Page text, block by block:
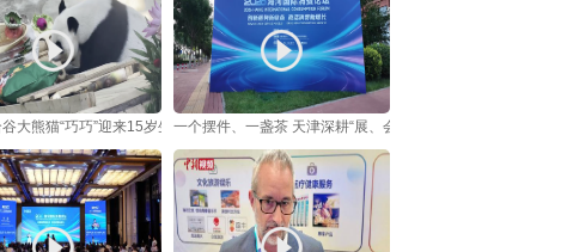
大熊猫“巧巧”迎来15岁生日一个摆件、一盏茶 天津深耕“展、会”联动让“流量”变“留量”